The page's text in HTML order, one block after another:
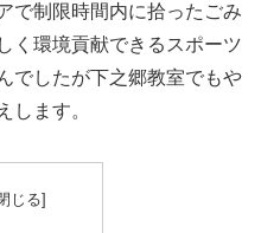
で制限時間内に拾ったごみ
く環境貢献できるスポーツ
でしたが下之郷教室でもや
します。